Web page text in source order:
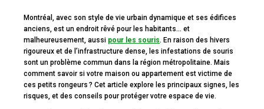
Montréal, avec son style de vie urbain dynamique et ses édifices
anciens, est un endroit rêvé pour les habitants… et
malheureusement, aussi pour les souris. En raison des hivers
rigoureux et de l’infrastructure dense, les infestations de souris
sont un problème commun dans la région métropolitaine. Mais
comment savoir si votre maison ou appartement est victime de
ces petits rongeurs ? Cet article explore les principaux signes, les
risques, et des conseils pour protéger votre espace de vie.